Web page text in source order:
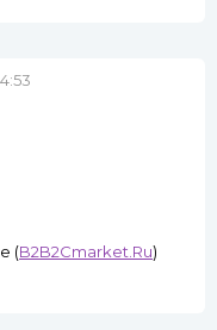
(B2B2Cmarket.Ru)